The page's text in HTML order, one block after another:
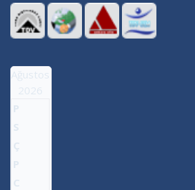
Ağustos
2026
P
S
Ç
P
C